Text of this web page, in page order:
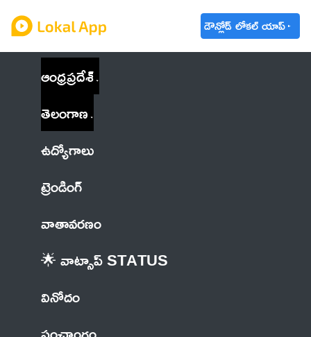
డౌన్లోడ్ లోకల్ యాప్
ఆంధ్రప్రదేశ్
తెలంగాణ
ఉద్యోగాలు
ట్రెండింగ్
వాతావరణం
🌟 వాట్సాప్ STATUS
వినోదం